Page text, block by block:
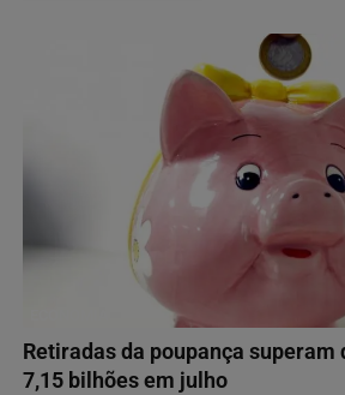
Retiradas da poupança superam
7,15 bilhões em julho